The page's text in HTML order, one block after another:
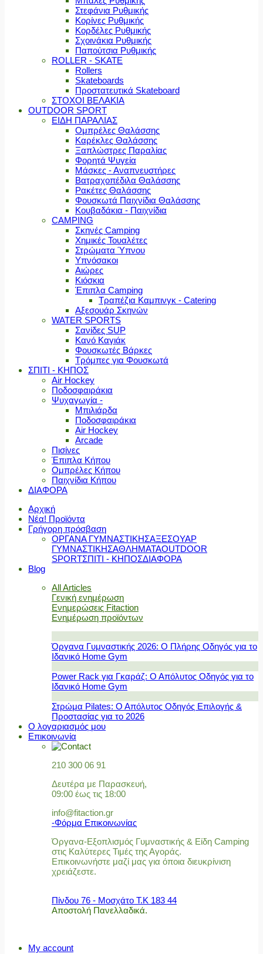
Στεφάνια Ρυθμικής
Κορίνες Ρυθμικής
Κορδέλες Ρυθμικής
Σχοινάκια Ρυθμικής
Παπούτσια Ρυθμικής
ROLLER - SKATE
Rollers
Skateboards
Προστατευτικά Skateboard
ΣΤΟΧΟΙ ΒΕΛΑΚΙΑ
OUTDOOR SPORT
ΕΙΔΗ ΠΑΡΑΛΙΑΣ
Ομπρέλες Θαλάσσης
Καρέκλες Θαλάσσης
Ξαπλώστρες Παραλίας
Φορητά Ψυγεία
Μάσκες - Αναπνευστήρες
Βατραχοπέδιλα Θαλάσσης
Ρακέτες Θαλάσσης
Φουσκωτά Παιχνίδια Θαλάσσης
Κουβαδάκια - Παιχνίδια
CAMPING
Σκηνές Camping
Χημικές Τουαλέτες
Στρώματα Ύπνου
Υπνόσακοι
Αιώρες
Κιόσκια
Έπιπλα Camping
Τραπέζια Καμπινγκ - Catering
Αξεσουάρ Σκηνών
WATER SPORTS
Σανίδες SUP
Κανό Καγιάκ
Φουσκωτές Βάρκες
Τρόμπες για Φουσκωτά
ΣΠΙΤΙ - ΚΗΠΟΣ
Air Hockey
Ποδοσφαιράκια
Ψυχαγωγία -
Μπιλιάρδα
Ποδοσφαιράκια
Air Hockey
Arcade
Πισίνες
Έπιπλα Κήπου
Ομπρέλες Κήπου
Παιχνίδια Κήπου
ΔΙΑΦΟΡΑ
Αρχική
Νέα! Προϊόντα
Γρήγορη πρόσβαση
ΟΡΓΑΝΑ ΓΥΜΝΑΣΤΙΚΗΣΑΞΕΣΟΥΑΡ
ΓΥΜΝΑΣΤΙΚΗΣΑΘΛΗΜΑΤΑOUTDOOR
SPORTΣΠΙΤΙ - ΚΗΠΟΣΔΙΑΦΟΡΑ
Blog
All Articles
Γενική ενημέρωση
Ενημερώσεις Fitaction
Ενημέρωση προϊόντων
Όργανα Γυμναστικής 2026: Ο Πλήρης Οδηγός για το
Ιδανικό Home Gym
Power Rack για Γκαράζ: Ο Απόλυτος Οδηγός για το
Ιδανικό Home Gym
Στρώμα Pilates: Ο Απόλυτος Οδηγός Επιλογής &
Προστασίας για το 2026
Ο λογαριασμός μου
Επικοινωνία
210 300 06 91
Δευτέρα με Παρασκευή,
09:00 έως τις 18:00
info@fitaction.gr
-Φόρμα Επικοινωνίας
Όργανα-Εξοπλισμός Γυμναστικής & Είδη Camping
στις Καλύτερες Τιμές της Αγοράς.
Επικοινωνήστε μαζί μας για όποια διευκρίνιση
χρειάζεστε.
Πίνδου 76 - Μοσχάτο Τ.Κ 183 44
Αποστολή Πανελλαδικά.
My account